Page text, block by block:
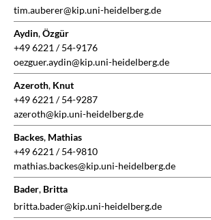
tim.auberer@kip.uni-heidelberg.de
Aydin,Özgür
+49 6221 / 54-9176
oezguer.aydin@kip.uni-heidelberg.de
Azeroth, Knut
+49 6221 / 54-9287
azeroth@kip.uni-heidelberg.de
Backes, Mathias
+49 6221 / 54-9810
mathias.backes@kip.uni-heidelberg.de
Bader, Britta
britta.bader@kip.uni-heidelberg.de